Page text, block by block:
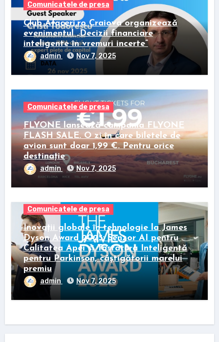
Comunicatele de presa
Club Afaceri.ro Craiova organizează
evenimentul „Decizii financiare
inteligente în vremuri incerte”
admin Nov 7, 2025
Comunicatele de presa
FLYONE lansează campania FLYONE
FLASH SALE. O zi în care biletele de
avion sunt doar 1,99 €. Pentru orice
destinație
admin Nov 7, 2025
Comunicatele de presa
Inovații globale în tehnologie la James
Dyson Award 2025: Senzor AI pentru
Calitatea Apei și Tastatura Inteligentă
pentru Parkinson, câștigătorii marelui
premiu
admin Nov 7, 2025